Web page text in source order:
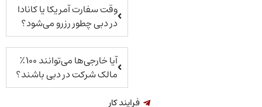
وقت سفارت آمریکا یا کانادا
در دبی چطور رزرو می‌شود؟
آیا خارجی‌ها می‌توانند ۱۰۰٪
مالک شرکت در دبی باشند؟